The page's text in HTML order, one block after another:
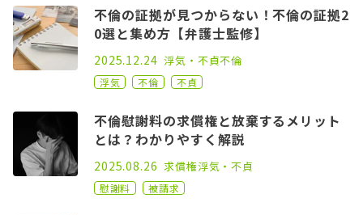
不倫の証拠が見つからない！不倫の証拠2
0選と集め方【弁護士監修】
2021.02.17
2025.12.24 浮気・不貞不倫
浮気 不倫 不貞
不倫慰謝料の求償権と放棄するメリット
とは？わかりやすく解説
2022.09.21
2025.08.26 求償権浮気・不貞
慰謝料 被請求